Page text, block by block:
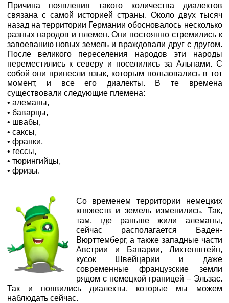
Причина появления такого количества диалектов
связана с самой историей страны. Около двух тысяч
назад на территории Германии обосновалось несколько
разных народов и племен. Они постоянно стремились к
завоеванию новых земель и враждовали друг с другом.
После великого переселения народов эти народы
переместились к северу и поселились за Альпами. С
собой они принесли язык, которым пользовались в тот
момент, и все его диалекты. В те времена
существовали следующие племена:
• алеманы,
• баварцы,
• швабы,
• саксы,
• франки,
• гессы,
• тюрингийцы,
• фризы.
Со временем территории немецких
княжеств и земель изменились. Так,
там, где раньше жили алеманы,
сейчас располагается Баден-
Вюрттемберг, а также западные части
Австрии и Баварии, Лихтенштейн,
кусок Швейцарии и даже
современные французские земли
рядом с немецкой границей – Эльзас.
Так и появились диалекты, которые мы можем
наблюдать сейчас.